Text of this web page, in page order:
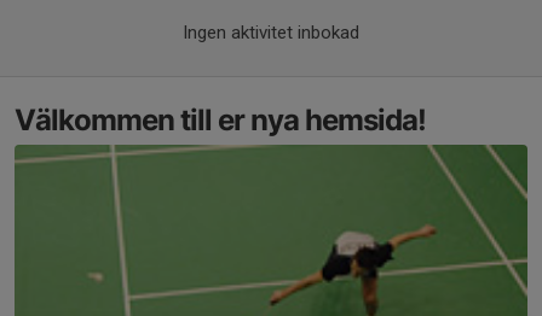
Ingen aktivitet inbokad
Välkommen till er nya hemsida!